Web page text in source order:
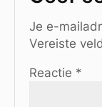
Je e-
Vereiste
Reactie *